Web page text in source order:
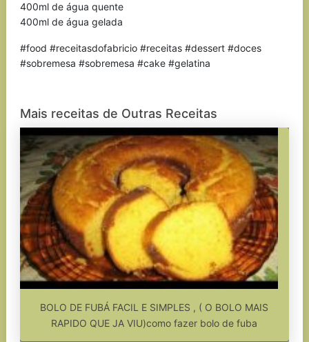
400ml de água quente
400ml de água gelada
#food #receitasdofabricio #receitas #dessert #doces
#sobremesa #sobremesa #cake #gelatina
Mais receitas de Outras Receitas
BOLO DE FUBÁ FACIL E SIMPLES , ( O BOLO MAIS
RAPIDO QUE JA VIU)como fazer bolo de fuba